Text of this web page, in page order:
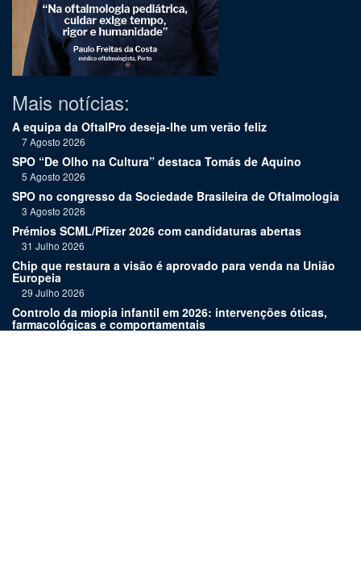
Mais notícias:
A equipa da OftalPro deseja-lhe um verão feliz
7 Agosto 2026
SPO “De Olho na Cultura” destaca Tomás de Aquino
5 Agosto 2026
SPO no congresso da Sociedade Brasileira de Oftalmologia
3 Agosto 2026
Prémios SCML/Pfizer 2026 com candidaturas abertas
31 Julho 2026
Chip que restaura a visão é aprovado para venda na União
Europeia
29 Julho 2026
Controlo da miopia infantil em 2026: intervenções óticas,
farmacológicas e comportamentais